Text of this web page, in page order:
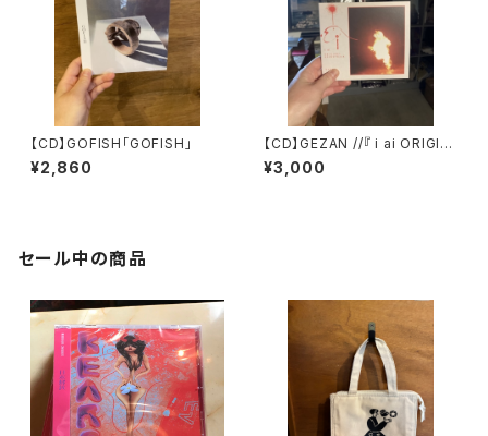
【CD】GOFISH「GOFISH」
¥2,860
【CD】GEZAN //『 i ai ORIGIN
AL SOUNDTRACK』
¥3,000
セール中の商品